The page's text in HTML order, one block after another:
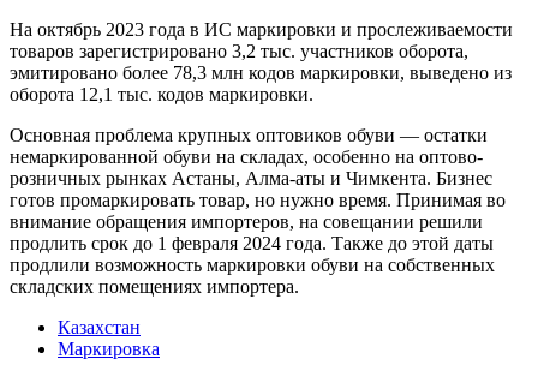
На октябрь 2023 года в ИС маркировки и прослеживаемости
товаров зарегистрировано 3,2 тыс. участников оборота,
эмитировано более 78,3 млн кодов маркировки, выведено из
оборота 12,1 тыс. кодов маркировки.
Основная проблема крупных оптовиков обуви — остатки
немаркированной обуви на складах, особенно на оптово-
розничных рынках Астаны, Алма-аты и Чимкента. Бизнес
готов промаркировать товар, но нужно время. Принимая во
внимание обращения импортеров, на совещании решили
продлить срок до 1 февраля 2024 года. Также до этой даты
продлили возможность маркировки обуви на собственных
складских помещениях импортера.
Казахстан
Маркировка